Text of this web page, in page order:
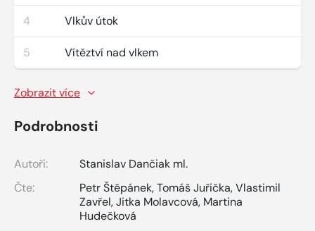
4 Vlkův útok
5 Vítěztví nad vlkem
Zobrazit více
Podrobnosti
Autoři:
Stanislav Dančiak ml.
Čte:
Petr Štěpánek,Tomáš Juřička,Vlastimil
Zavřel,Jitka Molavcová, Martina
Hudečková